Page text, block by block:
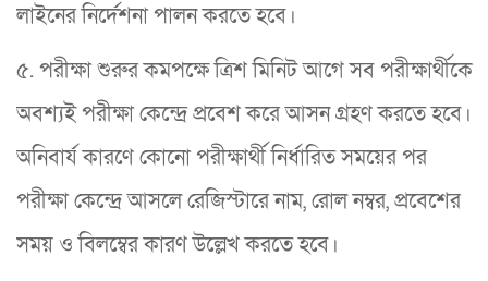
লাইনের নির্দেশনা পালন করতে হবে।
৫. পরীক্ষা শুরুর কমপক্ষে ত্রিশ মিনিট আগে সব পরীক্ষার্থীকে
অবশ্যই পরীক্ষা কেন্দ্রে প্রবেশ করে আসন গ্রহণ করতে হবে।
অনিবার্য কারণে কোনো পরীক্ষার্থী নির্ধারিত সময়ের পর
পরীক্ষা কেন্দ্রে আসলে রেজিস্টারে নাম, রোল নম্বর, প্রবেশের
সময় ও বিলম্বের কারণ উল্লেখ করতে হবে।